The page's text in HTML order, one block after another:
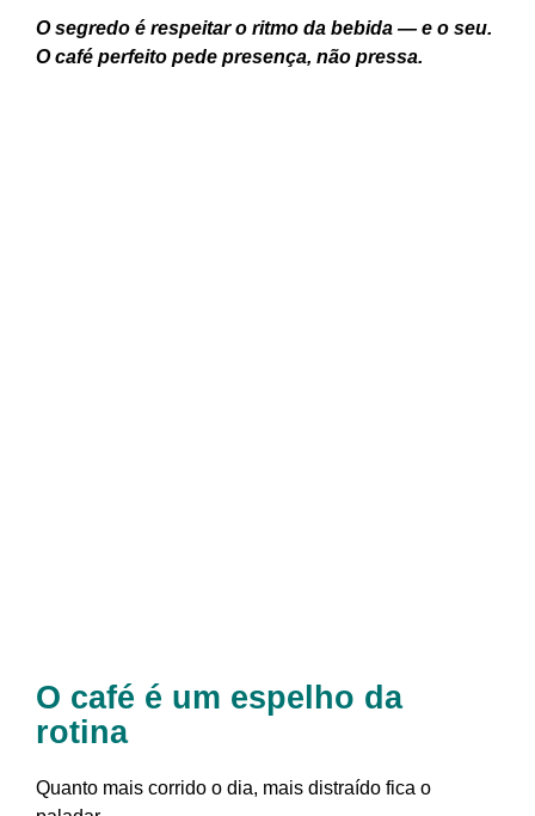
O segredo é respeitar o ritmo da bebida — e o seu.
O café perfeito pede presença, não pressa.
O café é um espelho da
rotina
Quanto mais corrido o dia, mais distraído fica o